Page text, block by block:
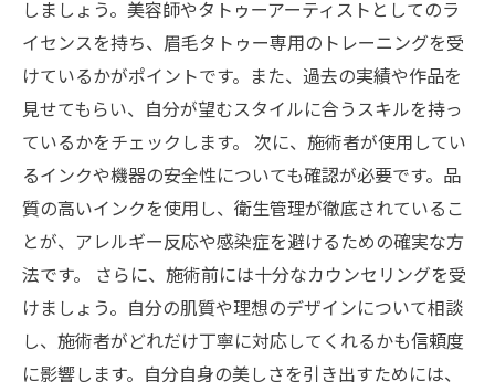
しましょう。美容師やタトゥーアーティストとしてのラ
イセンスを持ち、眉毛タトゥー専用のトレーニングを受
けているかがポイントです。また、過去の実績や作品を
見せてもらい、自分が望むスタイルに合うスキルを持っ
ているかをチェックします。 次に、施術者が使用してい
るインクや機器の安全性についても確認が必要です。品
質の高いインクを使用し、衛生管理が徹底されているこ
とが、アレルギー反応や感染症を避けるための確実な方
法です。 さらに、施術前には十分なカウンセリングを受
けましょう。自分の肌質や理想のデザインについて相談
し、施術者がどれだけ丁寧に対応してくれるかも信頼度
に影響します。自分自身の美しさを引き出すためには、